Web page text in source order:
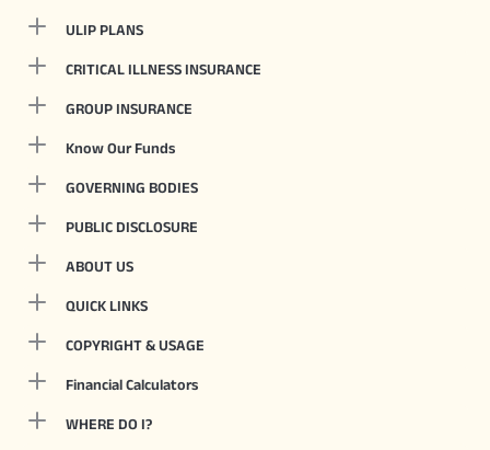
ULIP PLANS
CRITICAL ILLNESS INSURANCE
GROUP INSURANCE
Know Our Funds
GOVERNING BODIES
PUBLIC DISCLOSURE
ABOUT US
QUICK LINKS
COPYRIGHT & USAGE
Financial Calculators
WHERE DO I?